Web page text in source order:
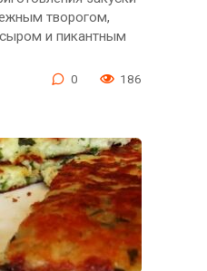
творогом,
и пикантным
0 186